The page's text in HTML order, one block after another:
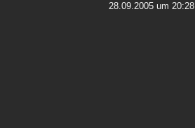
28.09.2005 um 20:28